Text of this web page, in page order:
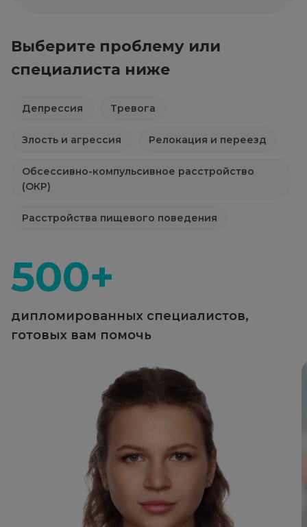
Выберите проблему или
специалиста ниже
Депрессия Тревога
Злость и агрессия Релокация и переезд
Обсессивно-компульсивное расстройство
(ОКР)
Расстройства пищевого поведения
500+
дипломированных специалистов,
готовых вам помочь